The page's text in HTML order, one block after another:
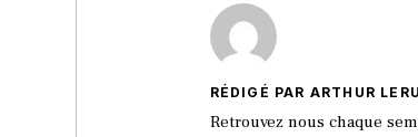
RÉDIGÉ PAR ARTHUR
Retrouvez nous chaque